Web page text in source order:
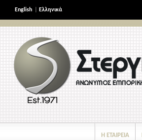
English Ελληνικά
Η ΕΤΑΙΡΕΙΑ